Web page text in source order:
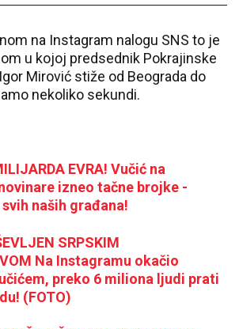
na Instagram nalogu SNS to je
u kojoj predsednik Pokrajinske
Mirović stiže od Beograda do
nekoliko sekundi.
EVRA! Vučić na
izneo tačne brojke -
naših građana!
SRPSKIM
Na Instagramu okačio
preko 6 miliona ljudi prati
(FOTO)